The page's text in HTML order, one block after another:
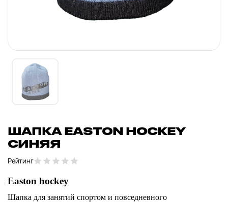
ШАПКА EASTON HOCKEY
СИНЯЯ
Рейтинг
Еaston hockey
Шапка для занятий спортом и повседневного